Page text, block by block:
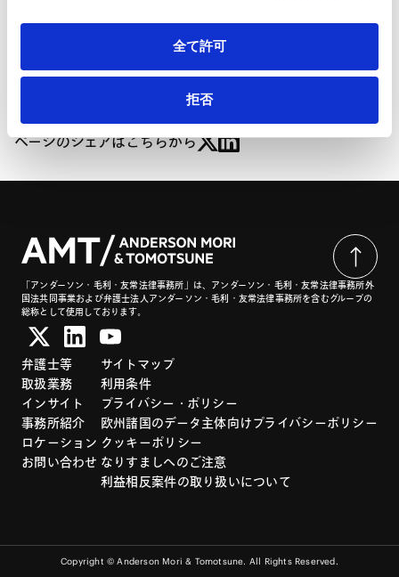
全て許可
拒否
ページのシェアはこちらから
「アンダーソン・毛利・友常法律事務所」は、アンダーソン・毛利・友常法律事務所外
国法共同事業および弁護士法人アンダーソン・毛利・友常法律事務所を含むグループの
総称として使用しております。
弁護士等
取扱業務
インサイト
事務所紹介
ロケーション
お問い合わせ
サイトマップ
利用条件
プライバシー・ポリシー
欧州諸国のデータ主体向けプライバシーポリシー
クッキーポリシー
なりすましへのご注意
利益相反案件の取り扱いについて
Copyright © Anderson Mori & Tomotsune. All Rights Reserved.